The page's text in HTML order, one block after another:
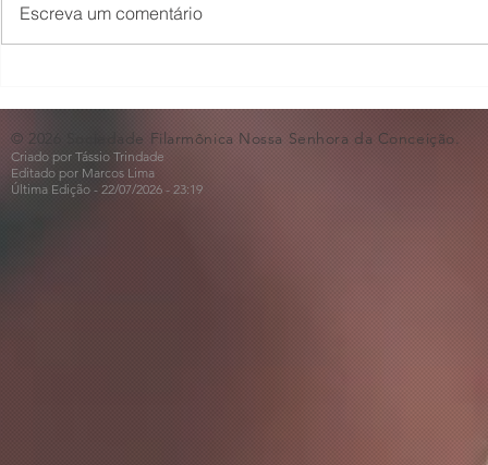
Cordas🎻
CAPS AD
Escreva um comentário
© 2026 Sociedade Filarmônica Nossa Senhora da Conceição.
Criado por Tássio Trindade
Editado por Marcos Lima
Última Edição - 22/07/2026 - 23:19